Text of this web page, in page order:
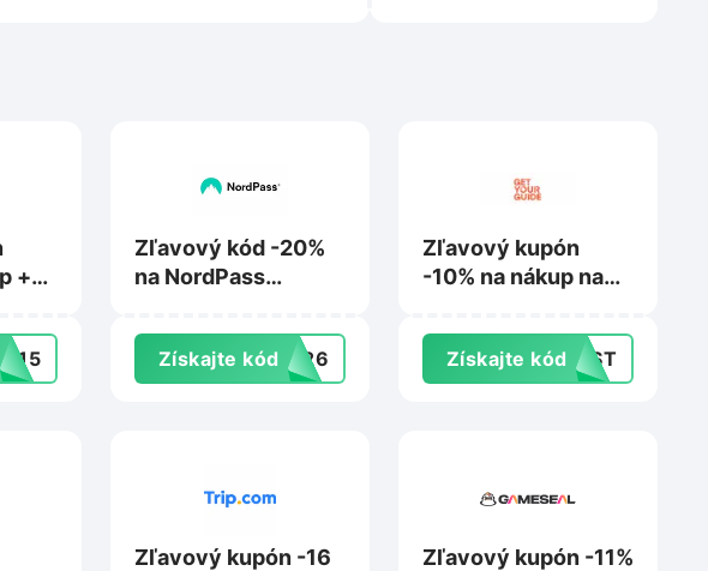
+
Zľavový kód -20%
na NordPass
Enterprise na
Nordpass.com
Získajte kódER26
Zľavový kupón
-10% na nákup na
Získajte kódIRST
Zľavový kupón -16
Zľavový kupón -11%